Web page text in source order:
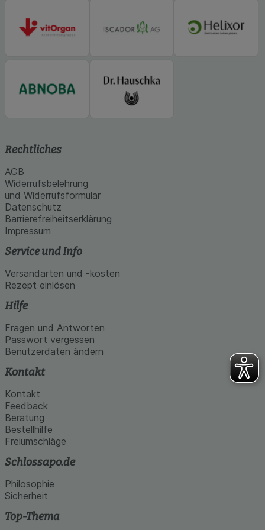
Rechtliches
AGB
Widerrufsbelehrung
und Widerrufsformular
Datenschutz
Barrierefreiheitserklärung
Impressum
Service und Info
Versandarten und -kosten
Rezept einlösen
Hilfe
Fragen und Antworten
Passwort vergessen
Benutzerdaten ändern
Kontakt
Kontakt
Feedback
Beratung
Bestellhilfe
Freiumschläge
Schlossapo.de
Philosophie
Sicherheit
Top-Thema